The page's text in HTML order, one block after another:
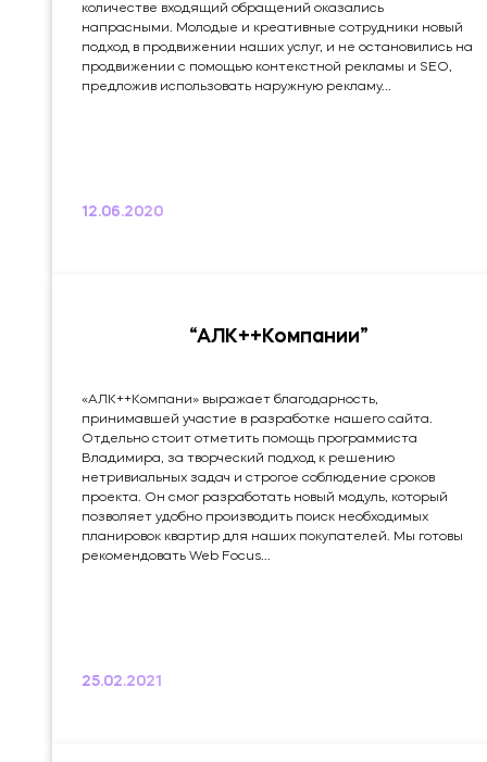
количестве входящий обращений оказались
напрасными. Молодые и креативные сотрудники новый
подход в продвижении наших услуг, и не остановились на
продвижении с помощью контекстной рекламы и SEO,
предложив использовать наружную рекламу...
12.06.2020
“АЛК++Компании”
«АЛК++Компани» выражает благодарность,
принимавшей участие в разработке нашего сайта.
Отдельно стоит отметить помощь программиста
Владимира, за творческий подход к решению
нетривиальных задач и строгое соблюдение сроков
проекта. Он смог разработать новый модуль, который
позволяет удобно производить поиск необходимых
планировок квартир для наших покупателей. Мы готовы
рекомендовать Web Focus...
25.02.2021